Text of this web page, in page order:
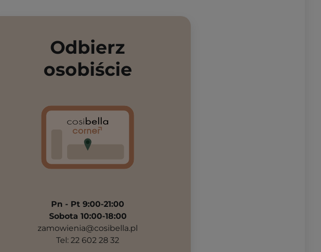
Odbierz
osobiście
Pn - Pt 9:00-21:00
Sobota 10:00-18:00
zamowienia@cosibella.pl
Tel: 22 602 28 32